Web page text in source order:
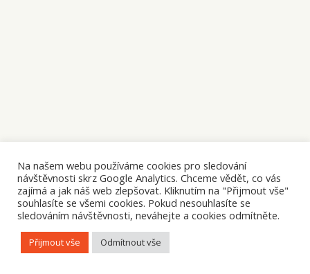
Na našem webu používáme cookies pro sledování
návštěvnosti skrz Google Analytics. Chceme vědět, co vás
zajímá a jak náš web zlepšovat. Kliknutím na "Přijmout vše"
souhlasíte se všemi cookies. Pokud nesouhlasíte se
sledováním návštěvnosti, neváhejte a cookies odmítněte.
Přijmout vše Odmítnout vše